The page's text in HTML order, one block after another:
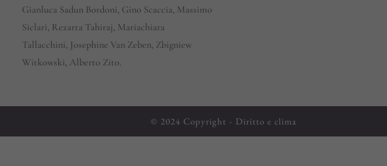
Gianluca Sadun Bordoni, Gino Scaccia, Massimo
Siclari, Rezarta Tahiraj, Mariachiara
Tallacchini, Josephine Van Zeben, Zbigniew
Witkowski, Alberto Zito.
© 2024 Copyright - Diritto e clima